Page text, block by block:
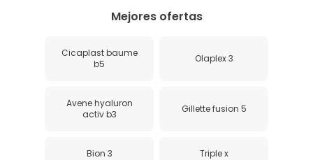
Mejores ofertas
Cicaplast baume
b5
Olaplex 3
Avene hyaluron
activ b3
Gillette fusion 5
Bion 3 Triple x